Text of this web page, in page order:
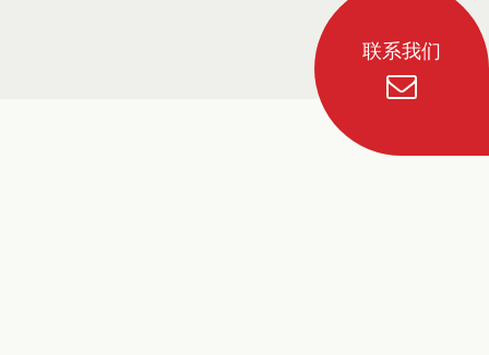
联系我们